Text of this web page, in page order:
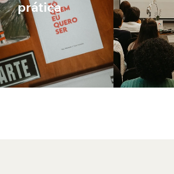
prática